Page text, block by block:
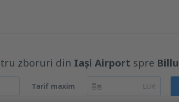
zboruri din Iași Airport spre
Tarif maxim EUR